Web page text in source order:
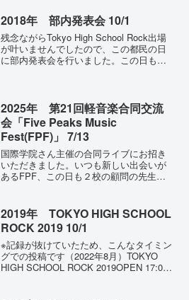
2018年 部内発表会 10/1
残念ながらTokyo High School Rock出場
が叶いませんでしたので、この都民の日
に部内発表会を行いました。この日も、
楽...
2025年 第21回軽音楽合同交流
会「Five Peaks Music
Fest(FPF)」 7/13
国際学院さん主催の合同ライブにお招き
いただきました。いつも新しい出会いが
あるFPF、この日も２校の顧問の先生と
ら３曲どうぞ」とのことで、poppin sugar
, nëo...
2019年 TOKYO HIGH SCHOOL
ROCK 2019 10/1
※記録が抜けていたため、こんなタイミン
グでの投稿です（2022年8月）TOKYO
HIGH SCHOOL ROCK 2019OPEN 17:00